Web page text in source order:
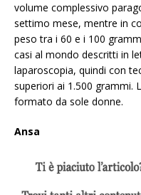
volume complessivo
settimo mese, mentre in
peso tra i 60 e i 100
casi al mondo descritti in
laparoscopia, quindi con
superiori ai 1.500 grammi.
formato da sole donne.
Ansa